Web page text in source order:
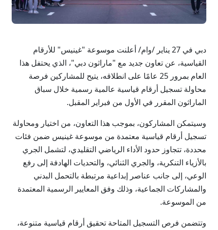
دبي في 27 يناير /وام/ أعلنت موسوعة "غينيس" للأرقام
القياسية، عن تعاون جديد مع "ماراثون دبي"، الذي يحتفل هذا
العام بمرور 25 عامًا على انطلاقه، يتيح للمشاركين فرصة
محاولة تسجيل أرقام قياسية عالمية رسمية خلال سباق
الماراثون المقرر في الأول من فبراير المقبل.
وسيتمكن المشاركون، بموجب هذا التعاون، من اختيار ومحاولة
تسجيل أرقام قياسية معتمدة من موسوعة غينيس ضمن فئات
محددة، تتجاوز حدود الأداء الرياضي التقليدي، لتشمل الجري
بالأزياء التنكرية، والجري الثنائي، والتحديات الهادفة إلى رفع
الوعي، إلى جانب عناصر إبداعية مرتبطة بالتحمل البدني
والمشاركات الجماعية، وذلك وفق المعايير الرسمية المعتمدة
من الموسوعة.
وتتضمن فرص التسجيل المتاحة تحقيق أرقام قياسية متنوعة،